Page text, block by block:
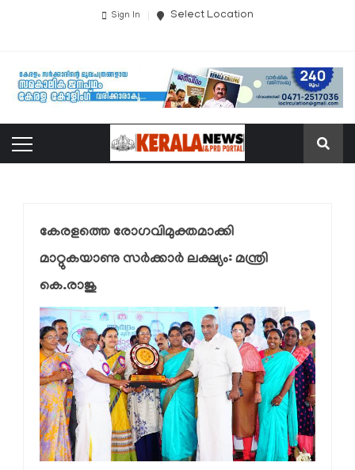
Sign In Select Location
കേരളത്തെ രോഗവിമുക്തമാക്കി
മാറ്റുകയാണു സര്‍ക്കാര്‍ ലക്ഷ്യം: മന്ത്രി
കെ.രാജു